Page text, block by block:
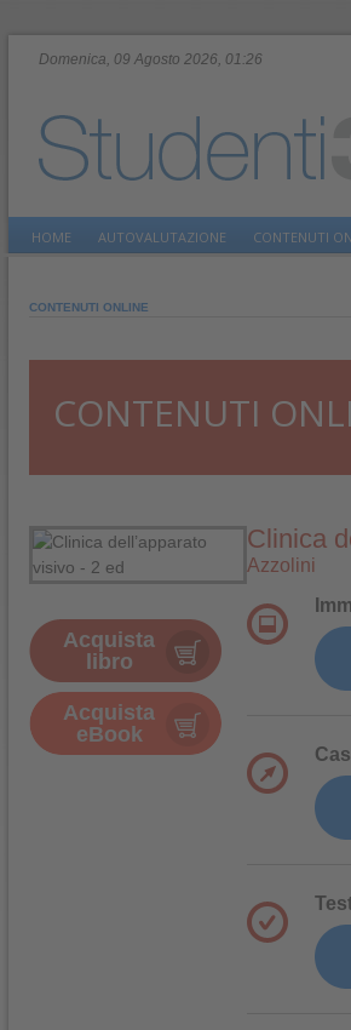
Domenica, 09 Agosto 2026, 01:26
HOME AUTOVALUTAZIONE CONTENUTI
CONTENUTI ONLINE
CONTENUTI
Acquista
libro
Acquista
eBook
Clinica
Azzolini